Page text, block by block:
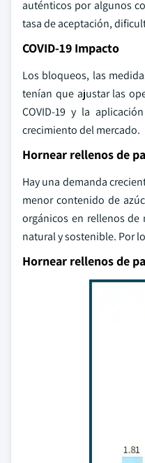
auténticos por algunos
tasa de aceptación,
COVID-19 Impacto
Los bloqueos, las
tenían que ajustar las
COVID-19 y la
crecimiento del mercado.
Hornear rellenos de
Hay una demanda
menor contenido de
orgánicos en rellenos
natural y sostenible. Por
Hornear rellenos de